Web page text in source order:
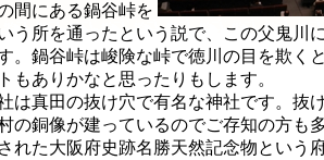
間にある鍋谷峠を
う所を通ったという説で、この父鬼川
。鍋谷峠は峻険な峠で徳川の目を欺く
もありかなと思ったりもします。
は真田の抜け穴で有名な神社です。抜
の銅像が建っているのでご存知の方も
れた大阪府史跡名勝天然記念物という